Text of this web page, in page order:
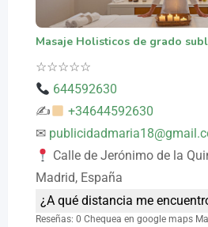
Masaje Holisticos de grado
☆☆☆☆☆
644592630
✍
+34644592630
✉
Calle de Jerónimo de la
Madrid, España
¿A qué distancia me
Reseñas: 0 Chequea en google maps